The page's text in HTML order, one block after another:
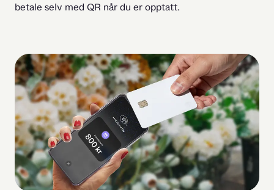
betale selv med QR når du er opptatt.